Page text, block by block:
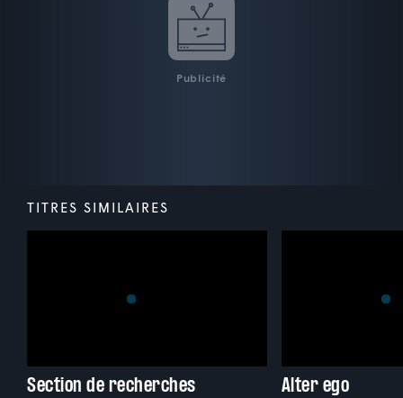
Publicité
TITRES SIMILAIRES
Section de recherches Alter ego